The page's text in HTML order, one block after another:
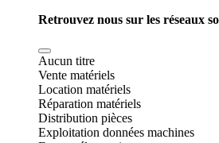
Retrouvez nous sur les réseaux
Aucun titre
Vente matériels
Location matériels
Réparation matériels
Distribution pièces
Exploitation données machines